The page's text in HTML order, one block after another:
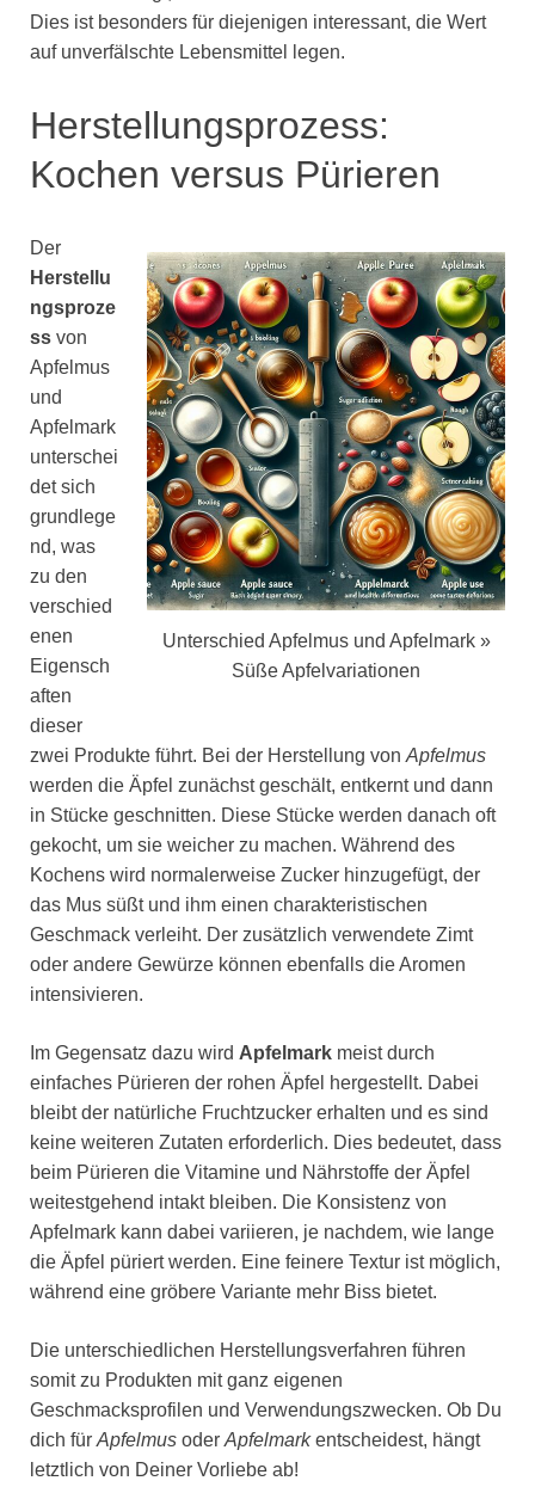
Dies ist besonders für diejenigen interessant, die Wert
auf unverfälschte Lebensmittel legen.
Herstellungsprozess:
Kochen versus Pürieren
Unterschied Apfelmus und Apfelmark »
Süße Apfelvariationen
Der
Herstellu
ngsproze
ss von
Apfelmus
und
Apfelmark
unterschei
det sich
grundlege
nd, was
zu den
verschied
enen
Eigensch
aften
dieser
zwei Produkte führt. Bei der Herstellung von Apfelmus
werden die Äpfel zunächst geschält, entkernt und dann
in Stücke geschnitten. Diese Stücke werden danach oft
gekocht, um sie weicher zu machen. Während des
Kochens wird normalerweise Zucker hinzugefügt, der
das Mus süßt und ihm einen charakteristischen
Geschmack verleiht. Der zusätzlich verwendete Zimt
oder andere Gewürze können ebenfalls die Aromen
intensivieren.
Im Gegensatz dazu wird Apfelmark meist durch
einfaches Pürieren der rohen Äpfel hergestellt. Dabei
bleibt der natürliche Fruchtzucker erhalten und es sind
keine weiteren Zutaten erforderlich. Dies bedeutet, dass
beim Pürieren die Vitamine und Nährstoffe der Äpfel
weitestgehend intakt bleiben. Die Konsistenz von
Apfelmark kann dabei variieren, je nachdem, wie lange
die Äpfel püriert werden. Eine feinere Textur ist möglich,
während eine gröbere Variante mehr Biss bietet.
Die unterschiedlichen Herstellungsverfahren führen
somit zu Produkten mit ganz eigenen
Geschmacksprofilen und Verwendungszwecken. Ob Du
dich für Apfelmus oder Apfelmarkentscheidest, hängt
letztlich von Deiner Vorliebe ab!